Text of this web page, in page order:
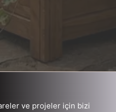
ve projeler için bizi